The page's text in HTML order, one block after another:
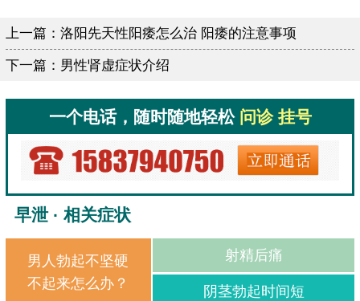
上一篇： 洛阳先天性阳痿怎么治 阳痿的注意事项
下一篇： 男性肾虚症状介绍
一个电话，随时随地轻松 问诊 挂号
早泄 · 相关症状
男人勃起不坚硬
不起来怎么办？
射精后痛
阴茎勃起时间短